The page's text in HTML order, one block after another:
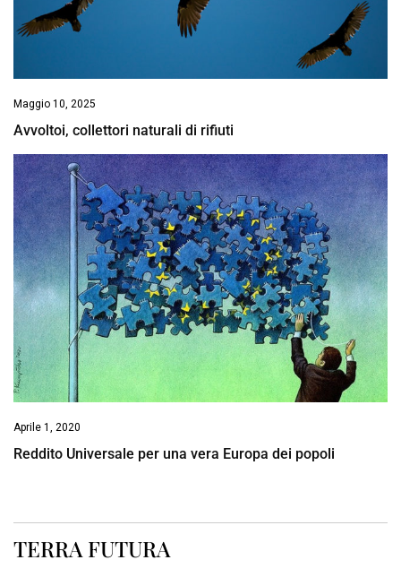
Maggio 10, 2025
Avvoltoi, collettori naturali di rifiuti
Aprile 1, 2020
Reddito Universale per una vera Europa dei popoli
TERRA FUTURA